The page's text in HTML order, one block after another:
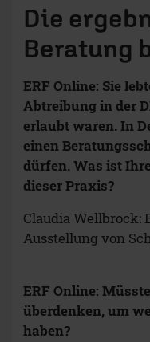
Die
Beratung
ERF Online: Sie
Abtreibung in der
erlaubt waren. In
einen
dürfen. Was ist
dieser Praxis?
Claudia Wellbrock:
Ausstellung von
ERF Online:
überdenken, um
haben?